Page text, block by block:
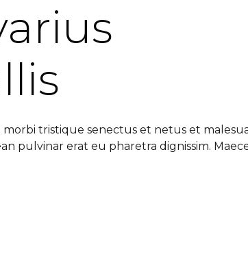
tristique senectus et netus et
pulvinar erat eu pharetra dignissim.